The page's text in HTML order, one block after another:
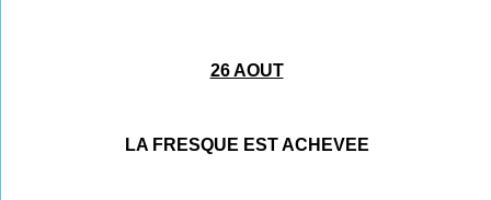
26 AOUT
LA FRESQUE EST ACHEVEE